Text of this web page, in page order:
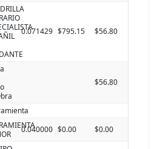
0.071429 $795.15 $56.80
$56.80
0.040000 $0.00 $0.00